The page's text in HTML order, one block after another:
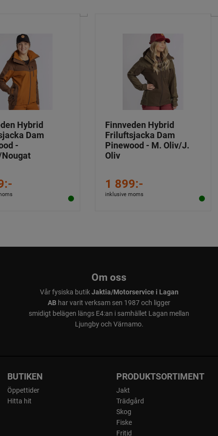
Hybrid
Dam
-
Finnveden Hybrid
Friluftsjacka Dam
Pinewood - M. Oliv/J.
Oliv
1 899:-
inklusive moms
Om oss
Vår fysiska butikJaktia/Motorservice i Lagan
AB har varit verksam sen 1987 och ligger
smidigt belägen längs E4:an i samhället Lagan mellan
Ljungby och Värnamo.
BUTIKEN
Öppettider
Hitta hit
PRODUKTSORTIMENT
Jakt
Trädgård
Skog
Fiske
Fritid